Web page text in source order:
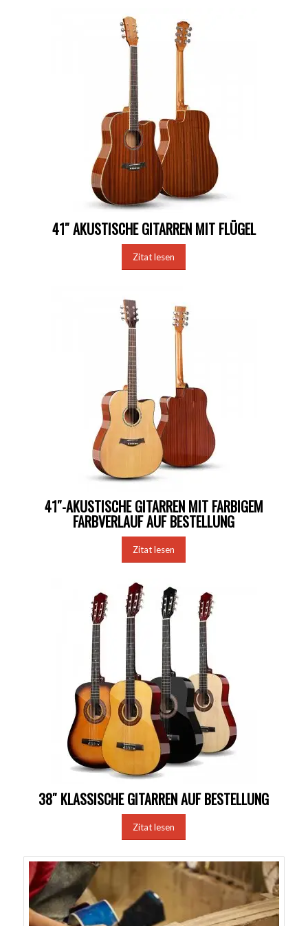
41″ AKUSTISCHE GITARREN MIT FLÜGEL
Zitat lesen
41″-AKUSTISCHE GITARREN MIT FARBIGEM
FARBVERLAUF AUF BESTELLUNG
Zitat lesen
38″ KLASSISCHE GITARREN AUF BESTELLUNG
Zitat lesen